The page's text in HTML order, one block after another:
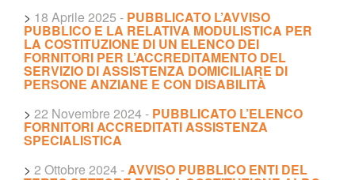
> 18 Aprile 2025 - PUBBLICATO L’AVVISO
PUBBLICO E LA RELATIVA MODULISTICA PER
LA COSTITUZIONE DI UN ELENCO DEI
FORNITORI PER L’ACCREDITAMENTO DEL
SERVIZIO DI ASSISTENZA DOMICILIARE DI
PERSONE ANZIANE E CON DISABILITÀ
> 22 Novembre 2024- PUBBLICATO L’ELENCO
FORNITORI ACCREDITATI ASSISTENZA
SPECIALISTICA
> 2 Ottobre 2024-AVVISO PUBBLICO ENTI DEL